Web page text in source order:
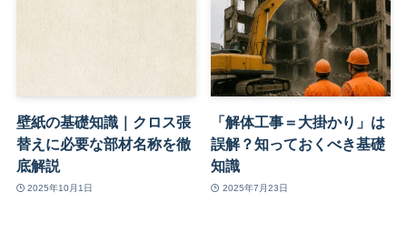
壁紙の基礎知識｜クロス張
替えに必要な部材名称を徹
底解説
2025年10月1日
「解体工事＝大掛かり」は
誤解？知っておくべき基礎
知識
2025年7月23日